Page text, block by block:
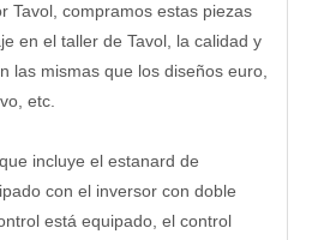
Tavol, compramos estas piezas
en el taller de Tavol, la calidad y
las mismas que los diseños euro,
etc.
incluye el estanard de
con el inversor con doble
está equipado, el control